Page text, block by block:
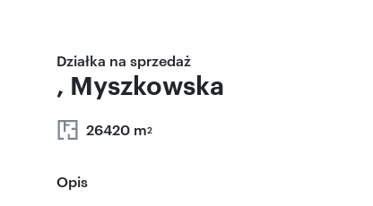
Działka na sprzedaż
, Myszkowska
26420 m2
Opis